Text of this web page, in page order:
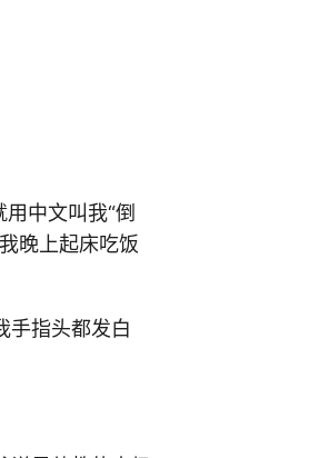
中文叫我“倒
晚上起床吃饭
手指头都发白